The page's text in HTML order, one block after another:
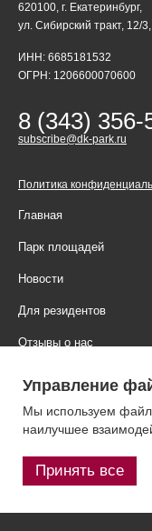
620100, г. Екатеринбург,
ул. Сибирский тракт, 12/
ИНН: 6685181532
ОГРН: 1206600070600
8 (343) 356-
subscribe@dk-park.ru
Политика
Главная
Парк площадей
Новости
Для резидентов
Отзывы о нас
Контакты
Управление
Мы используем
наилучшее
Принять все